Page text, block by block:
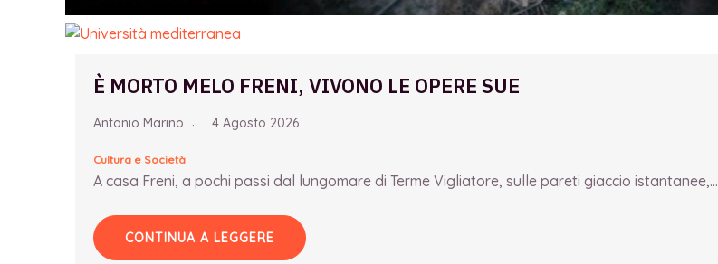
È MORTO MELO FRENI, VIVONO LE OPERE SUE
Antonio Marino 4 Agosto 2026
Cultura e Società
A casa Freni, a pochi passi dal lungomare di Terme Vigliatore, sulle pareti giaccio istantanee,...
CONTINUA A LEGGERE